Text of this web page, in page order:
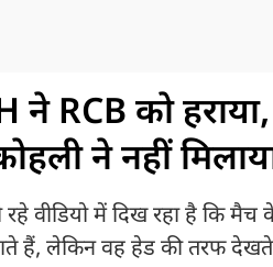
ने RCB को
ने नहीं
वीडियो में दिख रहा है कि
हैं, लेकिन वह हेड की तरफ